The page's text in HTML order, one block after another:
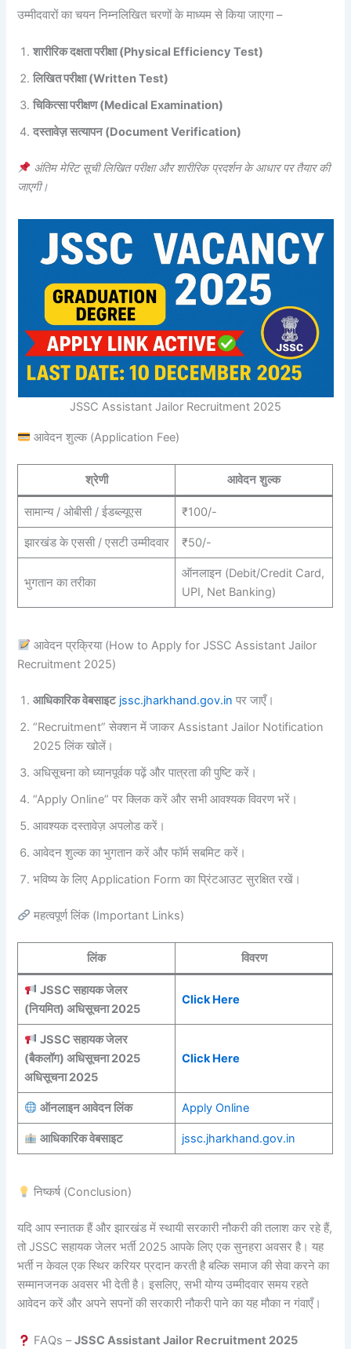
उम्मीदवारों का चयन निम्नलिखित चरणों के माध्यम से किया जाएगा –
शारीरिक दक्षता परीक्षा (Physical Efficiency Test)
लिखित परीक्षा (Written Test)
चिकित्सा परीक्षण (Medical Examination)
दस्तावेज़ सत्यापन (Document Verification)
अंतिम मेरिट सूची लिखित परीक्षा और शारीरिक प्रदर्शन के आधार पर तैयार की
जाएगी।
JSSC Assistant Jailor Recruitment 2025
आवेदन शुल्क (Application Fee)
श्रेणी आवेदन शुल्क
सामान्य / ओबीसी / ईडब्ल्यूएस ₹100/-
झारखंड के एससी / एसटी उम्मीदवार ₹50/-
भुगतान का तरीका
ऑनलाइन (Debit/Credit Card,
UPI, Net Banking)
आवेदन प्रक्रिया (How to Apply for JSSC Assistant Jailor
Recruitment 2025)
आधिकारिक वेबसाइट jssc.jharkhand.gov.in पर जाएँ।
“Recruitment” सेक्शन में जाकर Assistant Jailor Notification
2025 लिंक खोलें।
अधिसूचना को ध्यानपूर्वक पढ़ें और पात्रता की पुष्टि करें।
“Apply Online” पर क्लिक करें और सभी आवश्यक विवरण भरें।
आवश्यक दस्तावेज़ अपलोड करें।
आवेदन शुल्क का भुगतान करें और फॉर्म सबमिट करें।
भविष्य के लिए Application Form का प्रिंटआउट सुरक्षित रखें।
महत्वपूर्ण लिंक (Important Links)
लिंक विवरण
JSSC सहायक जेलर
(नियमित) अधिसूचना 2025
Click Here
JSSC सहायक जेलर
(बैकलॉग) अधिसूचना 2025
अधिसूचना 2025
Click Here
ऑनलाइन आवेदन लिंक Apply Online
आधिकारिक वेबसाइट jssc.jharkhand.gov.in
निष्कर्ष (Conclusion)
यदि आप स्नातक हैं और झारखंड में स्थायी सरकारी नौकरी की तलाश कर रहे हैं,
तो JSSC सहायक जेलर भर्ती 2025 आपके लिए एक सुनहरा अवसर है। यह
भर्ती न केवल एक स्थिर करियर प्रदान करती है बल्कि समाज की सेवा करने का
सम्मानजनक अवसर भी देती है। इसलिए, सभी योग्य उम्मीदवार समय रहते
आवेदन करें और अपने सपनों की सरकारी नौकरी पाने का यह मौका न गंवाएँ।
FAQs –JSSC Assistant Jailor Recruitment 2025